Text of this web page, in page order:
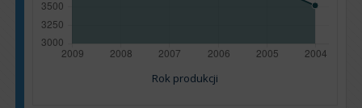
Rok produkcji